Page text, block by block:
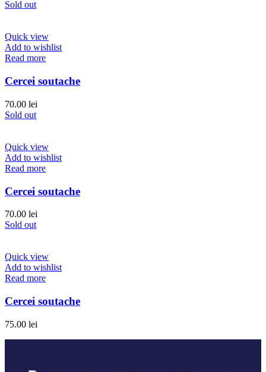
Sold out
Quick view
Add to wishlist
Read more
Cercei soutache
70.00 lei
Sold out
Quick view
Add to wishlist
Read more
Cercei soutache
70.00 lei
Sold out
Quick view
Add to wishlist
Read more
Cercei soutache
75.00 lei